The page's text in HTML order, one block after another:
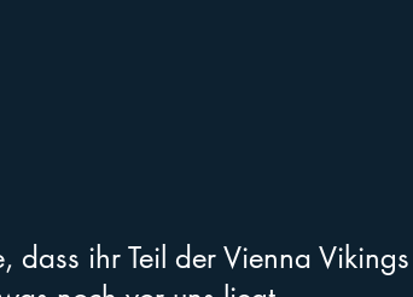
dass ihr Teil der Vienna